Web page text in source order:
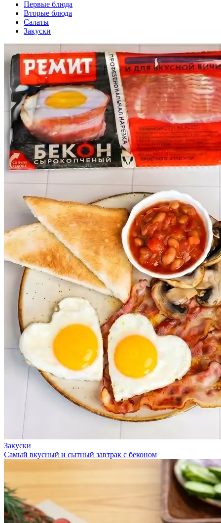
Первые блюда
Вторые блюда
Салаты
Закуски
Закуски
Самый вкусный и сытный завтрак с беконом